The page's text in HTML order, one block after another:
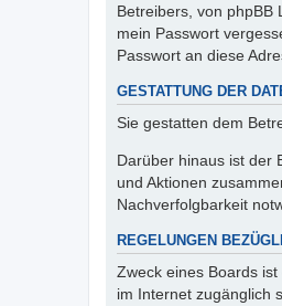
Betreibers, von phpBB
mein Passwort
Passwort an diese
GESTATTUNG DER
Sie gestatten dem
Darüber hinaus ist der
und Aktionen
Nachverfolgbarkeit
REGELUNGEN
Zweck eines Boards
im Internet zugänglich